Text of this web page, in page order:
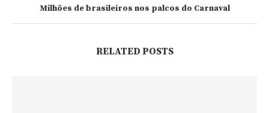
Milhões de brasileiros nos palcos do Carnaval
RELATED POSTS